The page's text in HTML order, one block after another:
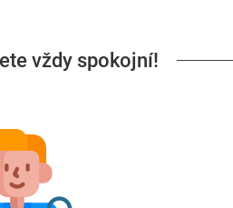
vždy spokojní!